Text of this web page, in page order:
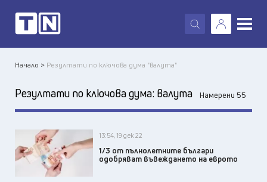
X
Начало > Резултати по ключова дума "валута"
Резултати по ключова дума: валута Намерени 55
13:54, 19 дек 22
1/3 от пълнолетните българи
одобряват въвеждането на еврото